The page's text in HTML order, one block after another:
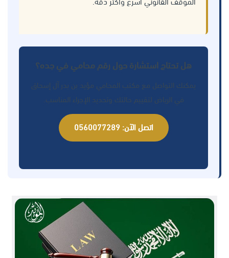
هل تحتاج استشارة حول رقم محامي في جده؟
يمكنك التواصل مع مكتب المحامي مؤيد بن بدر آل إسحاق
في الرياض لتقييم حالتك وتحديد الإجراء المناسب.
اتصل الآن: 0560077289